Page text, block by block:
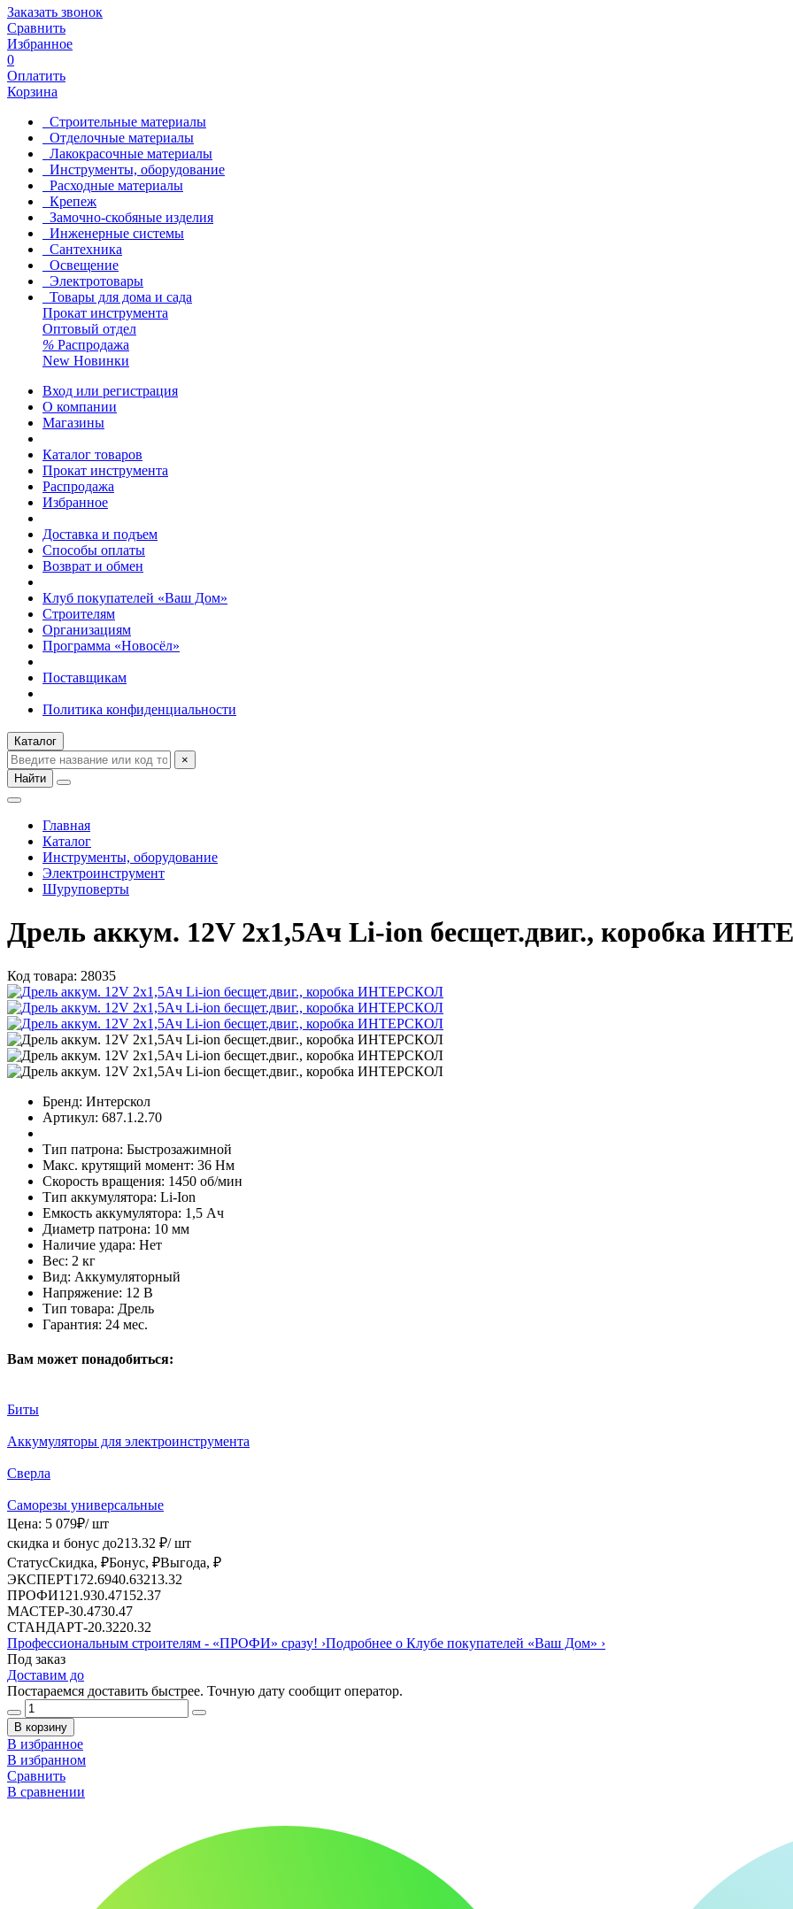
Заказать звонок
Сравнить
Избранное
0
Оплатить
Корзина
Строительные материалы
Отделочные материалы
Лакокрасочные материалы
Инструменты, оборудование
Расходные материалы
Крепеж
Замочно-скобяные изделия
Инженерные системы
Сантехника
Освещение
Электротовары
Товары для дома и сада
Прокат инструмента
Оптовый отдел
% Распродажа
New Новинки
Вход или регистрация
О компании
Магазины
Каталог товаров
Прокат инструмента
Распродажа
Избранное
Доставка и подъем
Способы оплаты
Возврат и обмен
Клуб покупателей «Ваш Дом»
Строителям
Организациям
Программа «Новосёл»
Поставщикам
Политика конфиденциальности
Каталог
×
Найти
Главная
Каталог
Инструменты, оборудование
Электроинструмент
Шуруповерты
Дрель аккум. 12V 2х1,5Ач Li-ion бесщет.двиг., коробка
Код товара: 28035
Бренд: Интерскол
Артикул: 687.1.2.70
Тип патрона: Быстрозажимной
Макс. крутящий момент: 36 Нм
Скорость вращения: 1450 об/мин
Тип аккумулятора: Li-Ion
Емкость аккумулятора: 1,5 Ач
Диаметр патрона: 10 мм
Наличие удара: Нет
Вес: 2 кг
Вид: Аккумуляторный
Напряжение: 12 В
Тип товара: Дрель
Гарантия: 24 мес.
Вам может понадобиться:
Биты
Аккумуляторы для электроинструмента
Сверла
Саморезы универсальные
Цена: 5 079₽/ шт
скидка и бонус до213.32 ₽/ шт
СтатусСкидка, ₽Бонус, ₽Выгода, ₽
ЭКСПЕРТ172.6940.63213.32
ПРОФИ121.930.47152.37
МАСТЕР-30.4730.47
СТАНДАРТ-20.3220.32
Профессиональным строителям - «ПРОФИ» сразу! ›Подробнее о Клубе покупателей «Ваш Дом» ›
Под заказ
Доставим до
Постараемся доставить быстрее. Точную дату сообщит оператор.
В корзину
В избранное
В избранном
Сравнить
В сравнении